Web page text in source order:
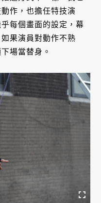
作，也擔任特技演
每個畫面的設定，幕
果演員對動作不熟
場當替身。